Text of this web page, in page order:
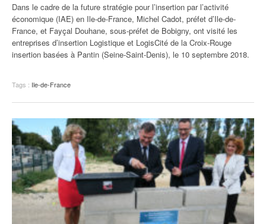
Dans le cadre de la future stratégie pour l’insertion par l’activité
économique (IAE) en Ile-de-France, Michel Cadot, préfet d’Ile-de-
France, et Fayçal Douhane, sous-préfet de Bobigny, ont visité les
entreprises d’insertion Logistique et LogisCité de la Croix-Rouge
insertion basées à Pantin (Seine-Saint-Denis), le 10 septembre 2018.
Tags : Ile-de-France